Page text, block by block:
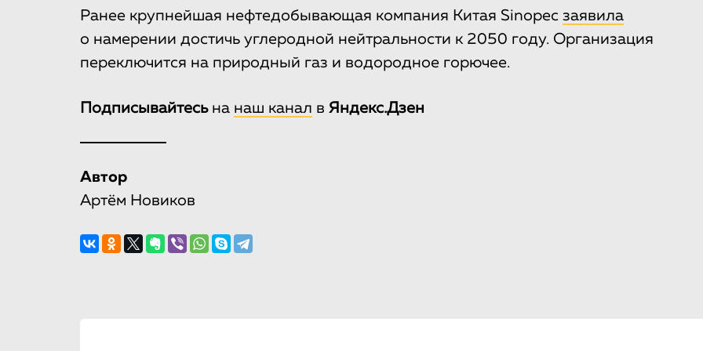
Ранее крупнейшая нефтедобывающая компания Китая Sinopec заявила
о намерении достичь углеродной нейтральности к 2050 году. Организация
переключится на природный газ и водородное горючее.
Подписывайтесьна наш канал в Яндекс.Дзен
Автор
Артём Новиков